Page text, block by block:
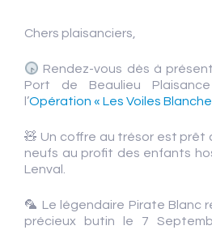
Chers plaisanciers,
Rendez-vous dès à
Port de Beaulieu
l’Opération « Les Voiles
🧸 Un coffre au trésor est prêt
neufs au profit des enfants
Lenval.
🦜 Le légendaire Pirate Blanc
précieux butin le 7